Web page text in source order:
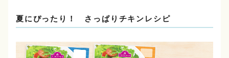
夏にぴったり！ さっぱりチキンレシピ